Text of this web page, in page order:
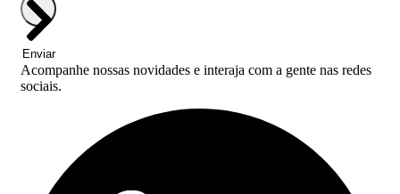
Enviar
Acompanhe nossas novidades e interaja com a gente nas redes
sociais.